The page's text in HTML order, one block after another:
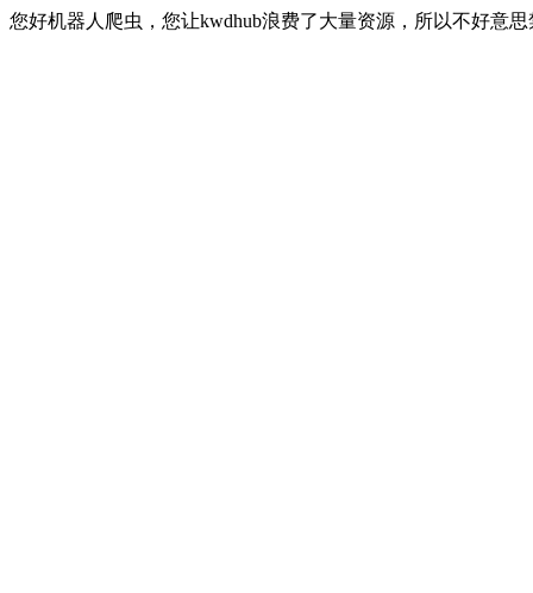
您好机器人爬虫，您让kwdhub浪费了大量资源，所以不好意